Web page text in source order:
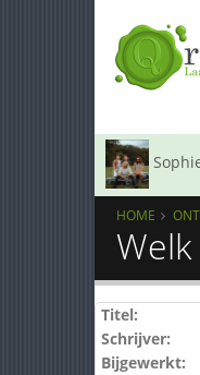
HOME
Titel:
Schrijver:
Bijgewerkt: